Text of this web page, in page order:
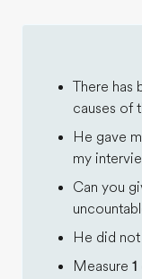
There has
causes of
He gave
my
Can you
He did not
Measure